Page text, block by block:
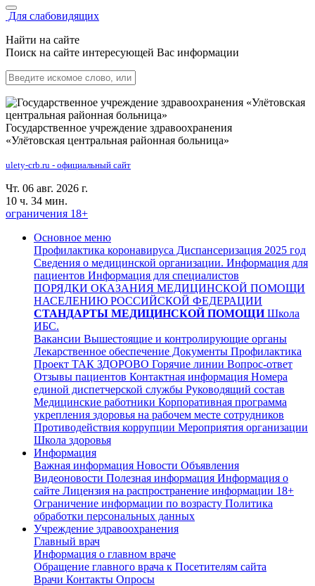
Для слабовидящих
Найти на сайте
Поиск на сайте интересующей Вас информации
Государственное учреждение здравоохранения
«Улётовская центральная районная больница»
ulety-crb.ru - официальный сайт
Чт. 06 авг. 2026 г.
10 ч. 34 мин.
ограничения 18+
Основное меню
Профилактика коронавируса Диспансеризация 2025 год
Сведения о медицинской организации. Информация для
пациентов Информация для специалистов
ПОРЯДКИ ОКАЗАНИЯ МЕДИЦИНСКОЙ ПОМОЩИ
НАСЕЛЕНИЮ РОССИЙСКОЙ ФЕДЕРАЦИИ
СТАНДАРТЫ МЕДИЦИНСКОЙ ПОМОЩИШкола
ИБС.
Вакансии Вышестоящие и контролирующие органы
Лекарственное обеспечение Документы Профилактика
Проект ТАК ЗДОРОВО Горячие линии Вопрос-ответ
Отзывы пациентов Контактная информация Номера
единой диспетчерской службы Руководящий состав
Медицинские работники Корпоративная программа
укрепления здоровья на рабочем месте сотрудников
Противодействия коррупции Мероприятия организации
Школа здоровья
Информация
Важная информация Новости Объявления
Видеоновости Полезная информация Информация о
сайте Лицензия на распространение информации 18+
Ограничение информации по возрасту Политика
обработки персональных данных
Учреждение здравоохранения
Главный врач
Информация о главном враче
Обращение главного врача к Посетителям сайта
Врачи Контакты Опросы